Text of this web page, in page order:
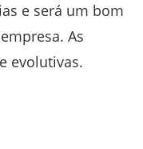
e será um bom
As
evolutivas.